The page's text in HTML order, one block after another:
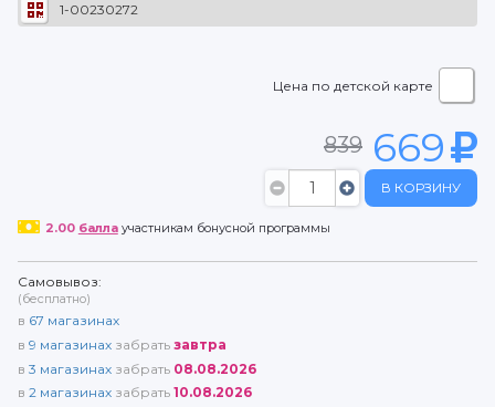
1-00230272
Цена по детской карте
839 669
В КОРЗИНУ
2.00 баллаучастникам бонусной программы
Самовывоз:
(бесплатно)
в 67 магазинах
в 9 магазинах забрать завтра
в 3 магазинах забрать 08.08.2026
в 2 магазинах забрать 10.08.2026